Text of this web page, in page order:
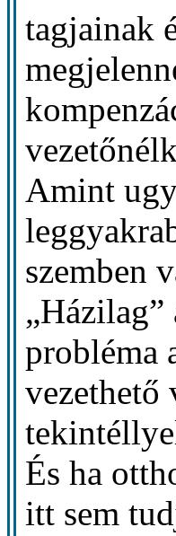
tagjainak
Amint
szemben
probléma
vezethető
És ha
itt sem